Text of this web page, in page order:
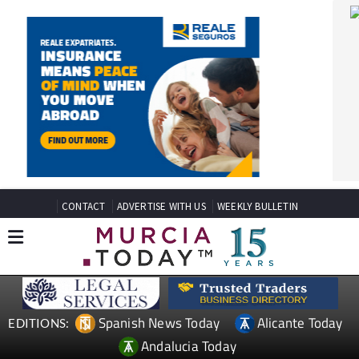
CONTACT ADVERTISE WITH US WEEKLY BULLETIN
EDITIONS: Spanish News Today
Alicante Today
Andalucia Today